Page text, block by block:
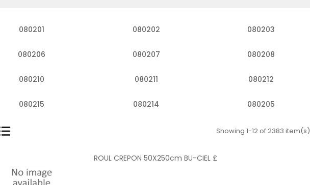
080201 080202 080203
080206 080207 080208
080210 080211 080212
080215 080214 080205
Showing 1-12 of 2383 item(s)
ROUL CREPON 50X250cm BU-CIEL £